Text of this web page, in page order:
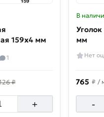
159х4 мм
1
₽
+
В
мм
Нет
765 ₽ /
-